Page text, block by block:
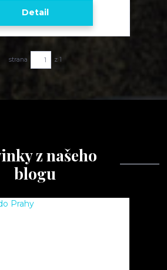
Detail
strana z 1
z našeho
blogu